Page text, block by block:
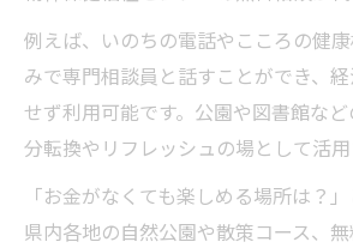
例えば、いのちの電話やこころの健
みで専門相談員と話すことができ、
せず利用可能です。公園や図書館な
分転換やリフレッシュの場として活用
「お金がなくても楽しめる場所は？」
県内各地の自然公園や散策コース、